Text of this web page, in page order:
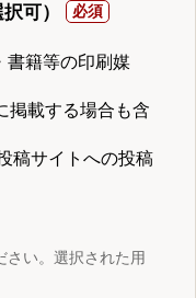
可）
書籍等の印刷媒
掲載する場合も含
稿サイトへの投稿
い。選択された用